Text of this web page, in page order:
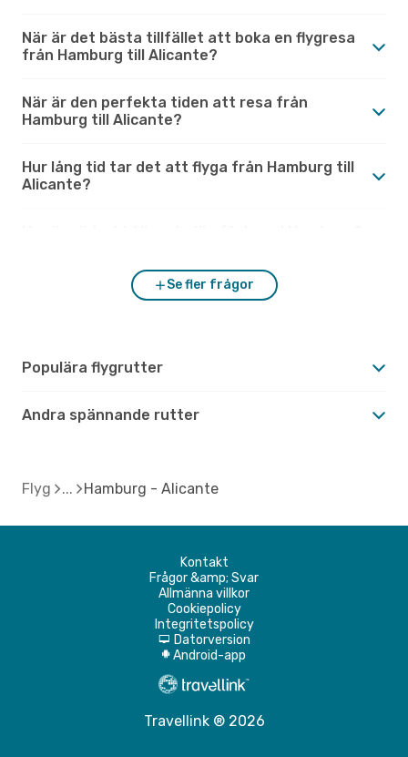
När är det bästa tillfället att boka en flygresa
från Hamburg till Alicante?
När är den perfekta tiden att resa från
Hamburg till Alicante?
Hur lång tid tar det att flyga från Hamburg till
Alicante?
Se fler frågor
Populära flygrutter
Andra spännande rutter
Flyg Hamburg - Alicante
Kontakt
Frågor &amp; Svar
Allmänna villkor
Cookiepolicy
Integritetspolicy
d Datorversion
A Android-app
Travellink ® 2026